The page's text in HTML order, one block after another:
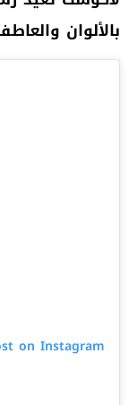
بالألوان
on Instagram